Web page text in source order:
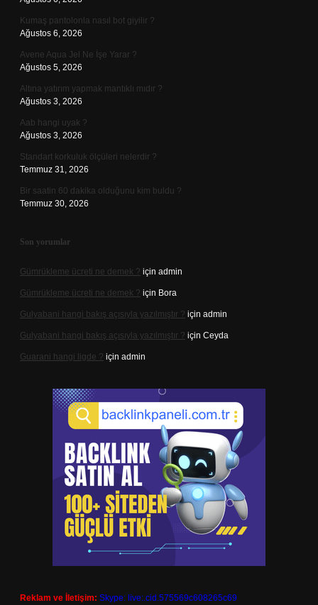
Kumaş pantolonla nasıl bot giyilir ?
Ağustos 6, 2026
Avene Aqua Jel Ne İşe Yarar ?
Ağustos 5, 2026
Altına yatırım yapmak mantıklı mıdır ?
Ağustos 3, 2026
Aab hangi uyak ?
Ağustos 3, 2026
Standart korkuluk ölçüleri nelerdir ?
Temmuz 31, 2026
Bir saatin 60 dakika olduğunu kim buldu ?
Temmuz 30, 2026
Son yorumlar
Gümrükleme ücreti ne demek ? için admin
Gümrükleme ücreti ne demek ? için Bora
Gulyabani hangi bakış açısıyla yazılmıştır ? için admin
Gulyabani hangi bakış açısıyla yazılmıştır ? için Ceyda
Guarani hangi ligde ? için admin
Reklam ve İletişim: Skype: live:.cid.575569c608265c69